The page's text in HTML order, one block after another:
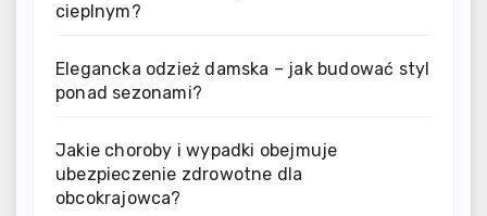
cieplnym?
Elegancka odzież damska – jak budować styl
ponad sezonami?
Jakie choroby i wypadki obejmuje
ubezpieczenie zdrowotne dla
obcokrajowca?